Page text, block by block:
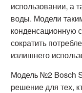
использовании, а
воды. Модели
конденсационную
сократить
излишнего
Модель №2 Bosch
решение для тех,